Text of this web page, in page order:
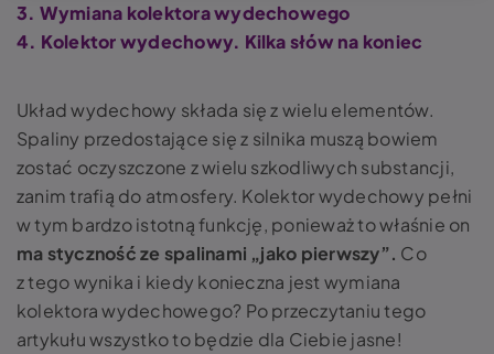
3. Wymiana kolektora wydechowego
4. Kolektor wydechowy. Kilka słów na koniec
Układ wydechowy składa się z wielu elementów.
Spaliny przedostające się z silnika muszą bowiem
zostać oczyszczone z wielu szkodliwych substancji,
zanim trafią do atmosfery. Kolektor wydechowy pełni
w tym bardzo istotną funkcję, ponieważ to właśnie on
ma styczność ze spalinami „jako pierwszy”. Co
z tego wynika i kiedy konieczna jest wymiana
kolektora wydechowego? Po przeczytaniu tego
artykułu wszystko to będzie dla Ciebie jasne!